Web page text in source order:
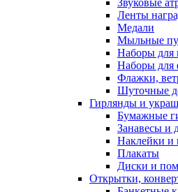
Звуковые
Ленты
Медали
Мыльные
Наборы для
Наборы для
Флажки,
Шуточные
Гирлянды и
Бумажные
Занавесы и
Наклейки и
Плакаты
Диски и
Открытки,